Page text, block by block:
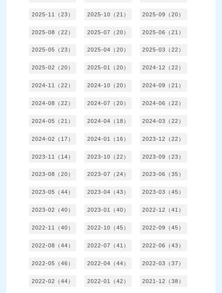
2025-11（23） 2025-10（21） 2025-09（20）
2025-08（22） 2025-07（20） 2025-06（21）
2025-05（23） 2025-04（20） 2025-03（22）
2025-02（20） 2025-01（20） 2024-12（22）
2024-11（22） 2024-10（20） 2024-09（21）
2024-08（22） 2024-07（20） 2024-06（22）
2024-05（21） 2024-04（18） 2024-03（22）
2024-02（17） 2024-01（16） 2023-12（22）
2023-11（14） 2023-10（22） 2023-09（23）
2023-08（20） 2023-07（24） 2023-06（35）
2023-05（44） 2023-04（43） 2023-03（45）
2023-02（40） 2023-01（40） 2022-12（41）
2022-11（40） 2022-10（45） 2022-09（45）
2022-08（44） 2022-07（41） 2022-06（43）
2022-05（46） 2022-04（44） 2022-03（37）
2022-02（44） 2022-01（42） 2021-12（38）